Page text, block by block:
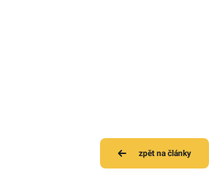
zpět na články